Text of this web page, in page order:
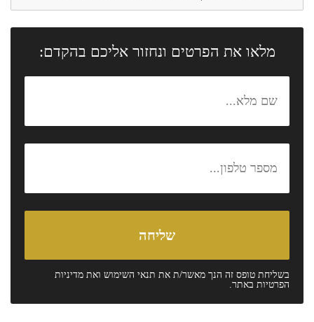
מלאו את הפרטים ונחזור אליכם בהקדם:
בשליחת טופס זה הנך מאשר/ת את תנאי השימוש ואת מדיניות
הפרטיות באתר.